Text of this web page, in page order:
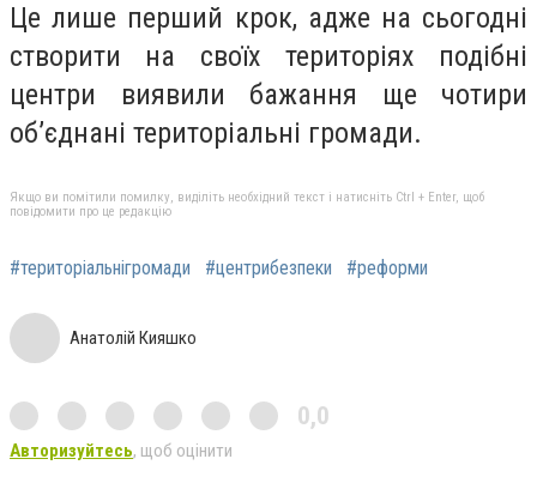
Це лише перший крок, адже на сьогодні
створити на своїх територіях подібні
центри виявили бажання ще чотири
об’єднані територіальні громади.
Якщо ви помітили помилку, виділіть необхідний текст і натисніть Ctrl + Enter, щоб
повідомити про це редакцію
#територіальнігромади #центрибезпеки #реформи
Анатолій Кияшко
0,0
Авторизуйтесь, щоб оцінити